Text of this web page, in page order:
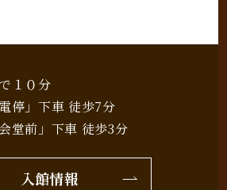
１０分
停」下車 徒歩7分
堂前」下車 徒歩3分
入館情報